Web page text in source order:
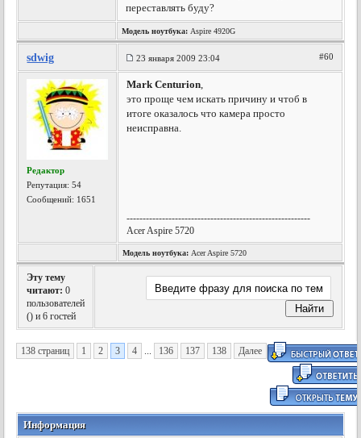
переставлять буду?
Модель ноутбука: Aspire 4920G
sdwig 23 января 2009 23:04 #60
Редактор
Репутация:54
Сообщений: 1651
Mark Centurion,
это проще чем искать причину и чтоб в
итоге оказалось что камера просто
неисправна.
---------------------------------------------------------
Acer Aspire 5720
Модель ноутбука: Acer Aspire 5720
Эту тему
читают: 0
пользователей
() и 6 гостей
138 страниц 1 2 3 4 ... 136 137 138 Далее
Информация